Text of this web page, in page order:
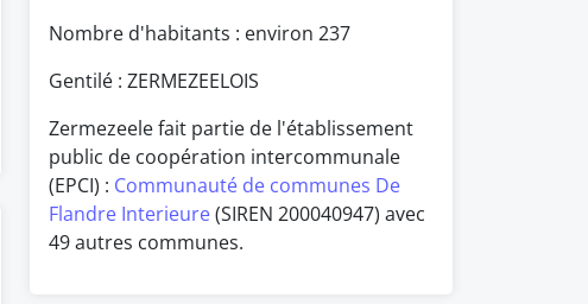
Nombre d'habitants : environ 237
Gentilé : ZERMEZEELOIS
Zermezeele fait partie de l'établissement
public de coopération intercommunale
(EPCI) : Communauté de communes De
Flandre Interieure(SIREN 200040947) avec
49 autres communes.